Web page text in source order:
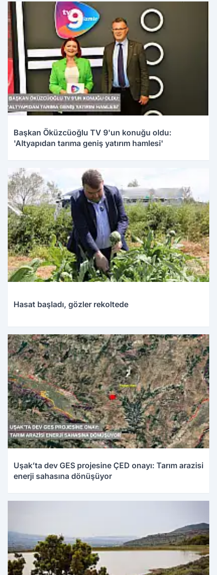
Başkan Öküzcüoğlu TV 9'un konuğu oldu:
'Altyapıdan tarıma geniş yatırım hamlesi'
Hasat başladı, gözler rekoltede
Uşak’ta dev GES projesine ÇED onayı: Tarım arazisi
enerji sahasına dönüşüyor